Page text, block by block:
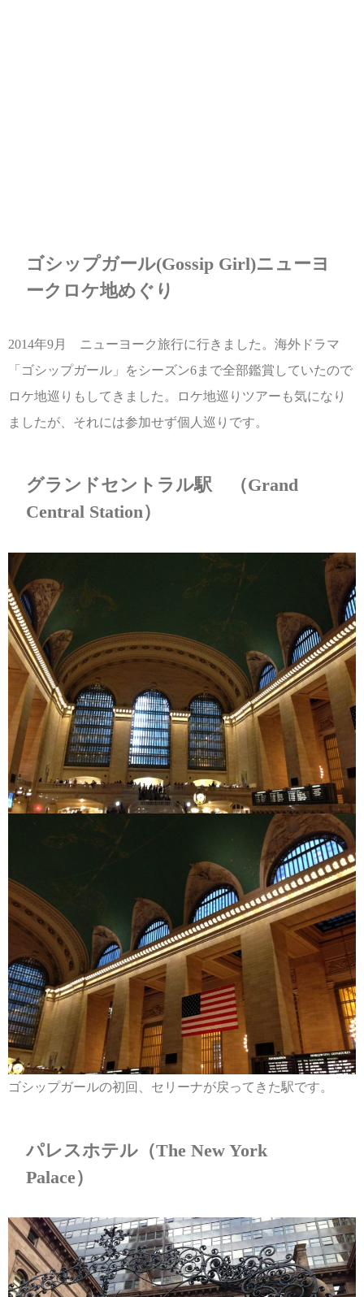
ゴシップガール(Gossip Girl)ニューヨ
ークロケ地めぐり
2014年9月 ニューヨーク旅行に行きました。海外ドラマ
「ゴシップガール」をシーズン6まで全部鑑賞していたので
ロケ地巡りもしてきました。ロケ地巡りツアーも気になり
ましたが、それには参加せず個人巡りです。
グランドセントラル駅 （Grand
Central Station）
ゴシップガールの初回、セリーナが戻ってきた駅です。
パレスホテル（The New York
Palace）